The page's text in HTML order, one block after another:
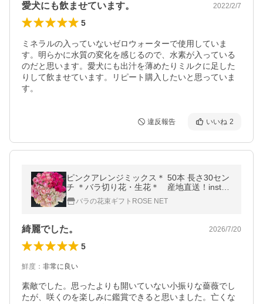
愛犬にも飲ませています。 2022/2/7
5
ミネラルの入っていないゼロウォーターで使用していま
す。明らかに水質の変化を感じるので、水素が入っている
のだと思います。愛犬にも出汁を薄めたりミルクに足した
りして飲ませています。リピート購入したいと思っていま
す。
違反報告 いいね 2
ピンクアレンジミックス＊ 50本 長さ30セン
チ ＊バラ切り花・生花＊ 産地直送！instag
ramアレンジ動画公開中！ https://www.inst
agram.com/rosenet.oyamarose/
バラの花束ギフトROSE NET
綺麗でした。 2026/7/20
5
鮮度 ： 非常に良い
素敵でした。思ったよりも開いていない小振りな薔薇でし
たが、咲くのを楽しみに鑑賞できると思いました。亡くな